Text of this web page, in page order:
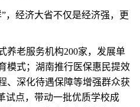
经济大省不仅是经济强，更
老服务机构200家，发展单
模式；湖南推行医保惠民提效
、深化待遇保障等增强群众获
试点，带动一批优质学校成